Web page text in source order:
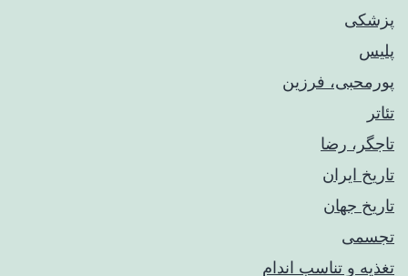
پزشکی
پلیس
پورمحبی، فرزین
تئاتر
تاجگر، رضا
تاریخ ایران
تاریخ جهان
تجسمی
تغذیه و تناسب اندام